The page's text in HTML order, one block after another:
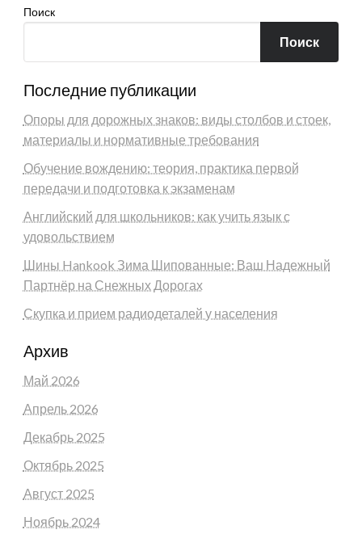
Поиск
Поиск
Последние публикации
Опоры для дорожных знаков: виды столбов и стоек,
материалы и нормативные требования
Обучение вождению: теория, практика первой
передачи и подготовка к экзаменам
Английский для школьников: как учить язык с
удовольствием
Шины Hankook Зима Шипованные: Ваш Надежный
Партнёр на Снежных Дорогах
Скупка и прием радиодеталей у населения
Архив
Май 2026
Апрель 2026
Декабрь 2025
Октябрь 2025
Август 2025
Ноябрь 2024